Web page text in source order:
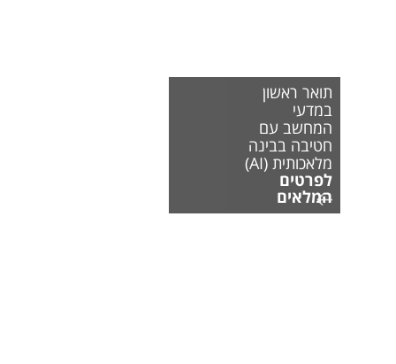
תואר ראשון
במדעי
המחשב עם
חטיבה בבינה
מלאכותית (AI)
לפרטים
המלאים